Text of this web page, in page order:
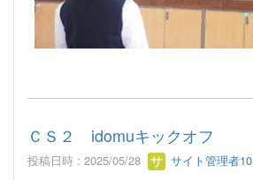
ＣＳ２ idomuキックオフ
投稿日時 : 2025/05/28 サイト管理者10